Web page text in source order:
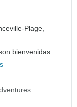
Plage,
bienvenidas